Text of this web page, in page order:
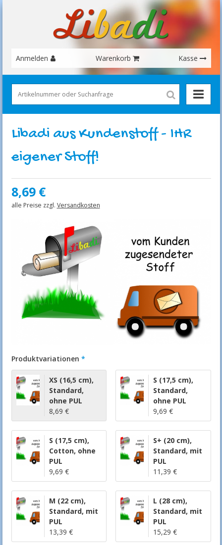
Anmelden Warenkorb Kasse
Libadi aus Kundenstoff - IHR
eigener Stoff!
8,69 €
alle Preise zzgl. Versandkosten
Produktvariationen
XS (16,5 cm),
Standard,
ohne PUL
8,69 €
S (17,5 cm),
Standard,
ohne PUL
9,69 €
S (17,5 cm),
Cotton, ohne
PUL
9,69 €
S+ (20 cm),
Standard, mit
PUL
11,39 €
M (22 cm),
Standard, mit
PUL
13,39 €
L (28 cm),
Standard, mit
PUL
15,29 €